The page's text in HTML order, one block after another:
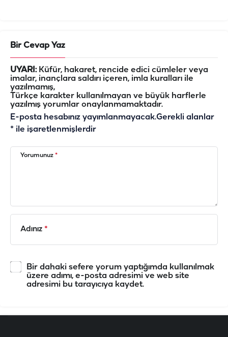
Bir Cevap Yaz
UYARI:Küfür, hakaret, rencide edici cümleler veya
imalar, inançlara saldırı içeren, imla kuralları ile
yazılmamış,
Türkçe karakter kullanılmayan ve büyük harflerle
yazılmış yorumlar onaylanmamaktadır.
E-posta hesabınız yayımlanmayacak.Gerekli alanlar
* ile işaretlenmişlerdir
Yorumunuz *
Adınız *
Bir dahaki sefere yorum yaptığımda kullanılmak
üzere adımı, e-posta adresimi ve web site
adresimi bu tarayıcıya kaydet.